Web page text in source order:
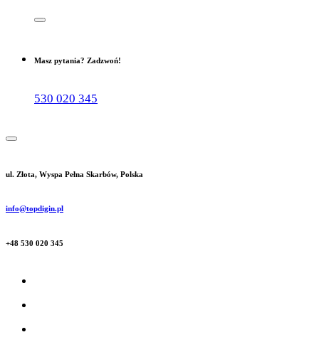
for:
Masz pytania? Zadzwoń!
530 020 345
ul. Złota, Wyspa Pełna Skarbów, Polska
info@topdigin.pl
+48 530 020 345